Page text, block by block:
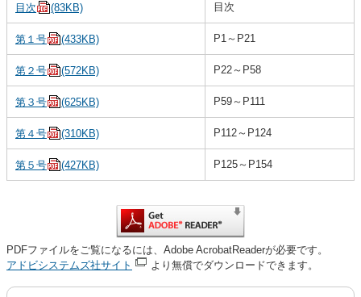
目次 (83KB) 目次
第１号 (433KB) P1～P21
第２号 (572KB) P22～P58
第３号 (625KB) P59～P111
第４号 (310KB) P112～P124
第５号 (427KB) P125～P154
PDFファイルをご覧になるには、Adobe AcrobatReaderが必要です。
アドビシステムズ社サイト
より無償でダウンロードできます。